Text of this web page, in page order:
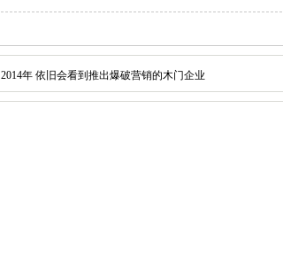
2014年 依旧会看到推出爆破营销的木门企业